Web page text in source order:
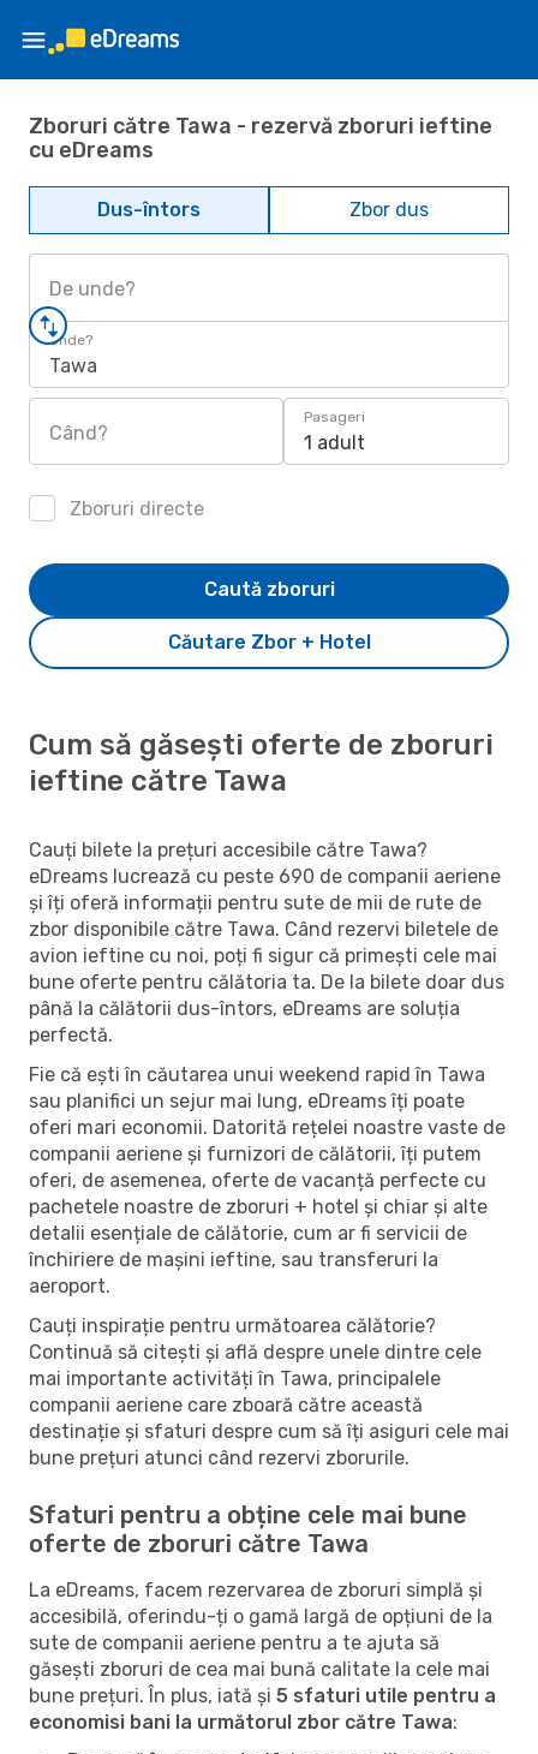
Zboruri către Tawa - rezervă zboruri ieftine
cu eDreams
Dus-întors Zbor dus
De unde?
Unde?
Tawa
Când?
Pasageri
1 adult
Zboruri directe
Căutare Zbor + Hotel
Caută zboruri
Cum să găsești oferte de zboruri
ieftine către Tawa
Cauți bilete la prețuri accesibile către Tawa?
eDreams lucrează cu peste 690 de companii aeriene
și îți oferă informații pentru sute de mii de rute de
zbor disponibile către Tawa. Când rezervi biletele de
avion ieftine cu noi, poți fi sigur că primești cele mai
bune oferte pentru călătoria ta. De la bilete doar dus
până la călătorii dus-întors, eDreams are soluția
perfectă.
Fie că ești în căutarea unui weekend rapid în Tawa
sau planifici un sejur mai lung, eDreams îți poate
oferi mari economii. Datorită rețelei noastre vaste de
companii aeriene și furnizori de călătorii, îți putem
oferi, de asemenea, oferte de vacanță perfecte cu
pachetele noastre de zboruri + hotel și chiar și alte
detalii esențiale de călătorie, cum ar fi servicii de
închiriere de mașini ieftine, sau transferuri la
aeroport.
Cauți inspirație pentru următoarea călătorie?
Continuă să citești și află despre unele dintre cele
mai importante activități în Tawa, principalele
companii aeriene care zboară către această
destinație și sfaturi despre cum să îți asiguri cele mai
bune prețuri atunci când rezervi zborurile.
Sfaturi pentru a obține cele mai bune
oferte de zboruri către Tawa
La eDreams, facem rezervarea de zboruri simplă și
accesibilă, oferindu-ți o gamă largă de opțiuni de la
sute de companii aeriene pentru a te ajuta să
găsești zboruri de cea mai bună calitate la cele mai
bune prețuri. În plus, iată și 5 sfaturi utile pentru a
economisi bani la următorul zbor către Tawa: